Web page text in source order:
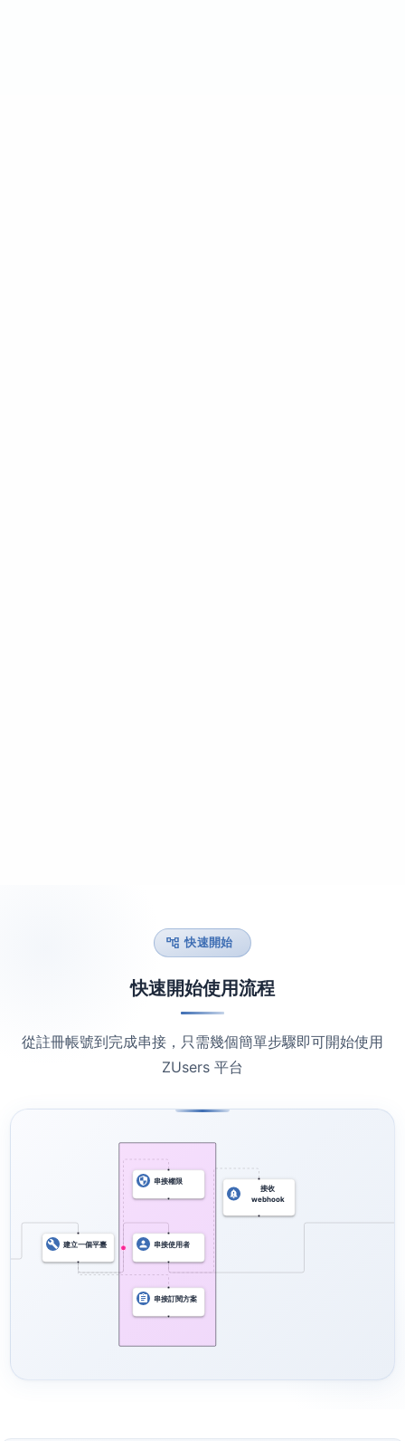
快速開始
快速開始使用流程
從註冊帳號到完成串接，只需幾個簡單步驟即可開始使用
ZUsers 平台
建立一個平臺 串接使用者
串接權限
串接訂閱方案
接收
webhook